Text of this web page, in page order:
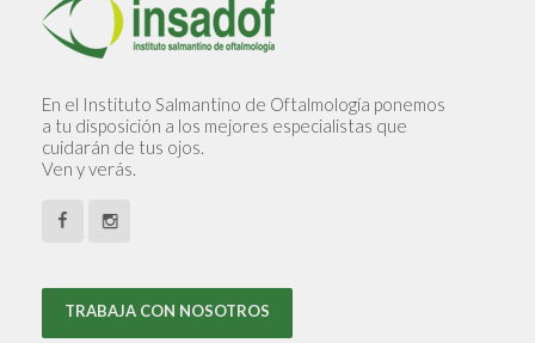
En el Instituto Salmantino de Oftalmología ponemos
a tu disposición a los mejores especialistas que
cuidarán de tus ojos.
Ven y verás.
TRABAJA CON NOSOTROS